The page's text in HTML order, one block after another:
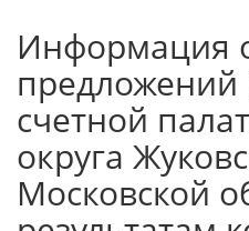
Информация
предложений
счетной
округа
Московской